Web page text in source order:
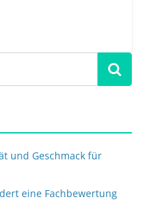
und Geschmack für
eine Fachbewertung